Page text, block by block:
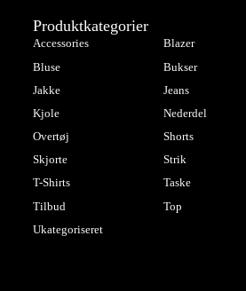
Produktkategorier
Accessories
Blazer
Bluse
Bukser
Jakke
Jeans
Kjole
Nederdel
Overtøj
Shorts
Skjorte
Strik
T-Shirts
Taske
Tilbud
Top
Ukategoriseret